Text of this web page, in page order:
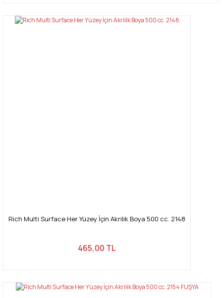
Rich Multi Surface Her Yüzey İçin Akrilik Boya 500 cc. 2148
465,00 TL